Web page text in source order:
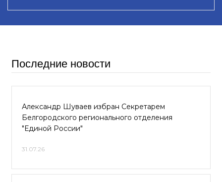
Последние новости
Александр Шуваев избран Секретарем
Белгородского регионального отделения
"Единой России"
31.07.26